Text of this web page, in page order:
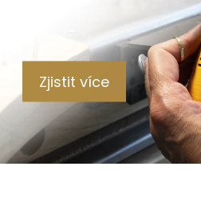
Zjistit více